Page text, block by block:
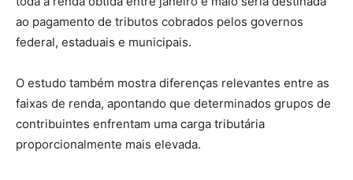
ao pagamento de tributos cobrados pelos governos
federal, estaduais e municipais.
O estudo também mostra diferenças relevantes entre as
faixas de renda, apontando que determinados grupos de
contribuintes enfrentam uma carga tributária
proporcionalmente mais elevada.